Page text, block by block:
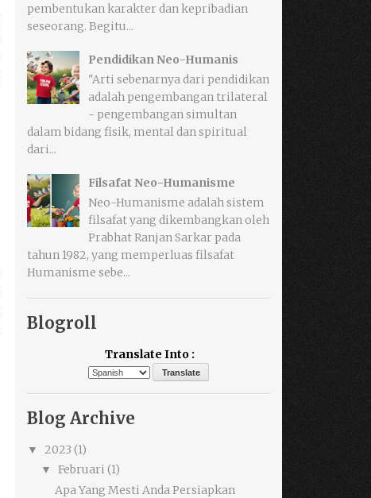
pembentukan karakter dan kepribadian
seseorang. Begitu...
Pendidikan Neo-Humanis
"Arti sebenarnya dari pendidikan
adalah pengembangan trilateral
- pengembangan simultan
dalam bidang fisik, mental dan spiritual
dari...
Filsafat Neo-Humanisme
Neo-Humanisme adalah sistem
filsafat yang dikembangkan oleh
Prabhat Ranjan Sarkar pada
tahun 1982, yang memperluas filsafat
Humanisme sebe...
Blogroll
Translate Into :
Blog Archive
▼ 2023 (1)
▼ Februari (1)
Apa Yang Mesti Anda Persiapkan